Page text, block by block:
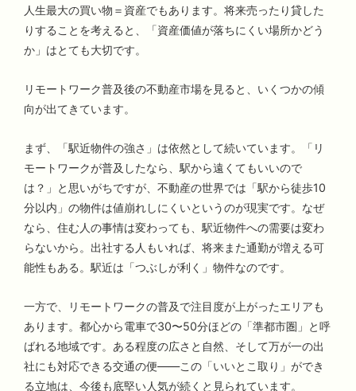
人生最大の買い物＝資産でもあります。将来売ったり貸した
りすることを考えると、「資産価値が落ちにくい場所かどう
か」はとても大切です。
リモートワーク普及後の不動産市場を見ると、いくつかの傾
向が出てきています。
まず、「駅近物件の強さ」は依然として続いています。「リ
モートワークが普及したなら、駅から遠くてもいいので
は？」と思いがちですが、不動産の世界では「駅から徒歩10
分以内」の物件は値崩れしにくいというのが現実です。なぜ
なら、住む人の事情は変わっても、駅近物件への需要は変わ
らないから。出社する人もいれば、将来また通勤が増える可
能性もある。駅近は「つぶしが利く」物件なのです。
一方で、リモートワークの普及で注目度が上がったエリアも
あります。都心から電車で30〜50分ほどの「準都市圏」と呼
ばれる地域です。ある程度の広さと自然、そして万が一の出
社にも対応できる交通の便——この「いいとこ取り」ができ
る立地は、今後も底堅い人気が続くと見られています。